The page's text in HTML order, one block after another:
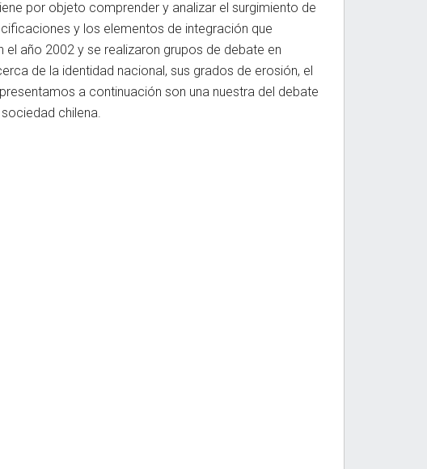
por objeto comprender y analizar el surgimiento de
y los elementos de integración que
año 2002 y se realizaron grupos de debate en
de la identidad nacional, sus grados de erosión, el
a continuación son una nuestra del debate
chilena.